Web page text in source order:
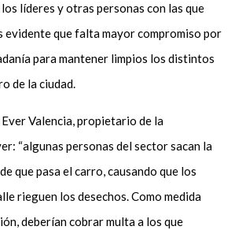
líderes y otras personas con las que
evidente que falta mayor compromiso por
para mantener limpios los distintos
de la ciudad.
Valencia, propietario de la
“algunas personas del sector sacan la
que pasa el carro, causando que los
rieguen los desechos. Como medida
deberían cobrar multa a los que